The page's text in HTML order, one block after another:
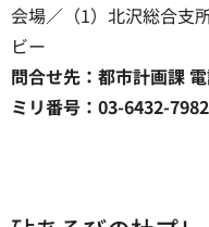
会場／（1）北沢総合支
ビー
問合せ先：都市計画課
ミリ番号：03-6432-7982